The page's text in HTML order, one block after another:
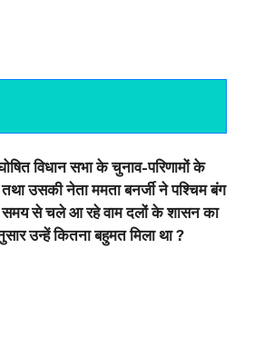
विधान सभा के चुनाव-परिणामों के
उसकी नेता ममता बनर्जी ने पश्चिम बंग
से चले आ रहे वाम दलों के शासन का
उन्हें कितना बहुमत मिला था?